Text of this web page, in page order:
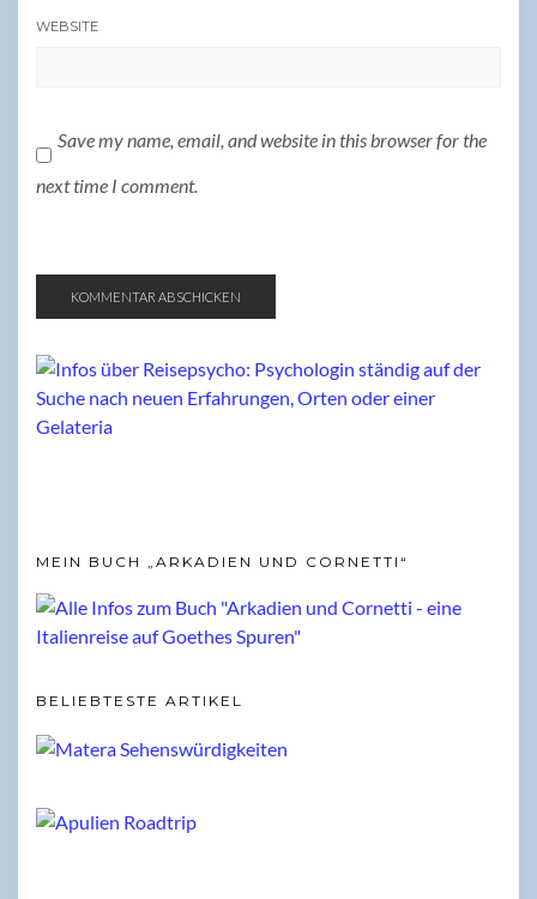
WEBSITE
Save my name, email, and website in this browser for the
next time I comment.
MEIN BUCH „ARKADIEN UND CORNETTI“
BELIEBTESTE ARTIKEL